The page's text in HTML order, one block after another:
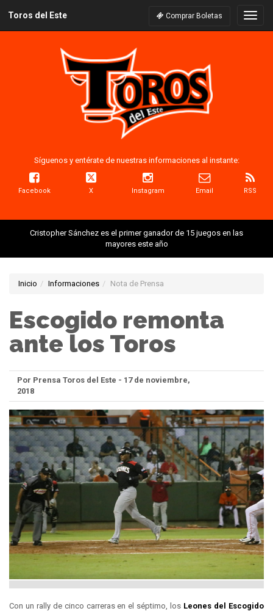
Toros del Este Comprar Boletas
Síguenos y entérate de nuestras informaciones al instante:
Facebook X Instagram Email RSS
Cristopher Sánchez es el primer ganador de 15 juegos en las
mayores este año
Inicio Informaciones Nota de Prensa
Escogido remonta
ante los Toros
Por Prensa Toros del Este - 17 de noviembre,
2018
Con un rally de cinco carreras en el séptimo, los Leones del Escogido